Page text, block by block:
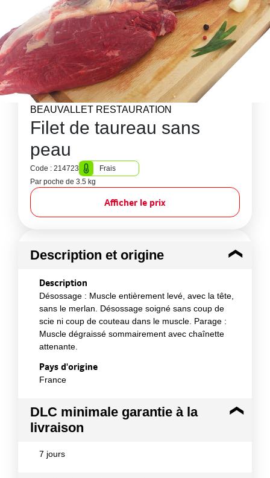
BEAUVALLET RESTAURATION
Filet de taureau sans
peau
Code : 214723
Frais
Par poche de 3.5 kg
Afficher le prix
Description et origine
Description
Désossage : Muscle entièrement levé, avec la tête,
sans le merlan. Désossage soigné sans coup de
scie ni coup de couteau dans le muscle. Parage :
Muscle dégraissé sommairement avec chaînette
attenante.
Pays d'origine
France
DLC minimale garantie à la
livraison
7 jours